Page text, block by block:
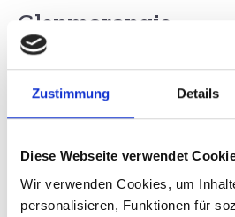
Zustimmung Details
Diese Webseite verwendet
Wir verwenden Cookies, um
personalisieren, Funktionen für
Glenmorangie